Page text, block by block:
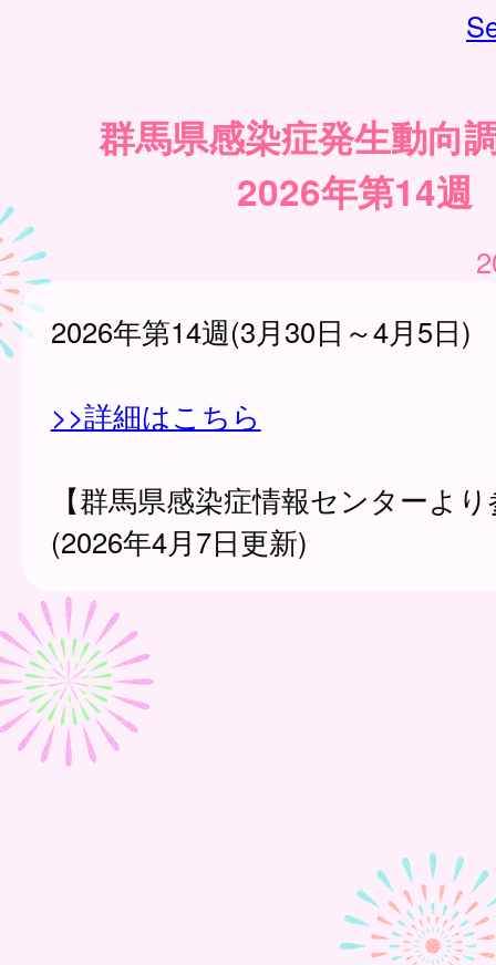
群馬県感染症発生動向
2026年第14週
2026年第14週(3月30日～4月5日)
>>詳細はこちら
【群馬県感染症情報センターよ
(2026年4月7日更新)